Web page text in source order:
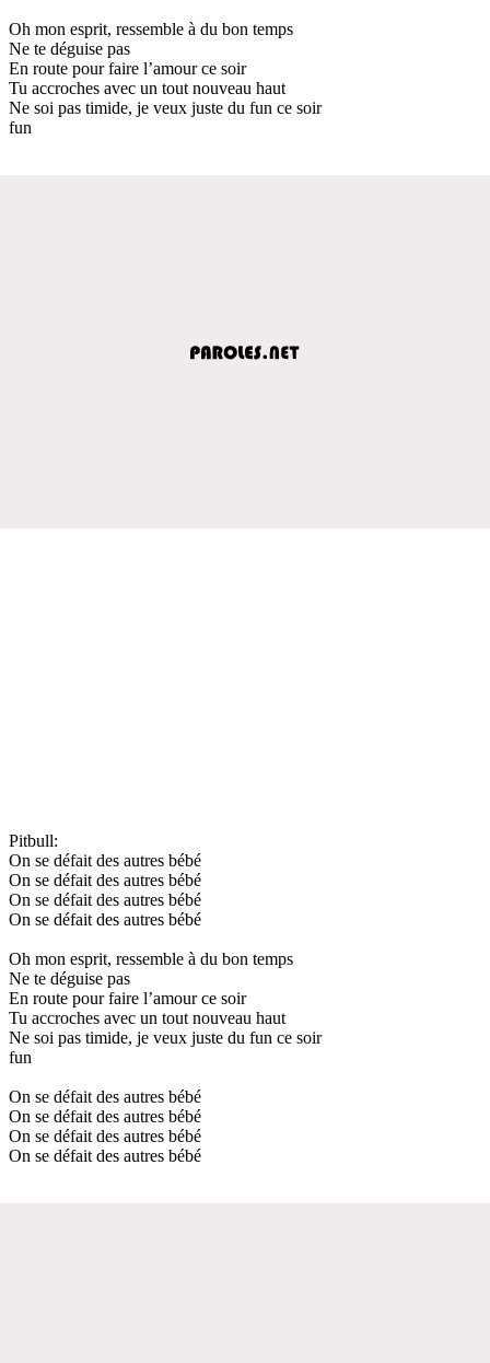
Oh mon esprit, ressemble à du bon temps
Ne te déguise pas
En route pour faire l’amour ce soir
Tu accroches avec un tout nouveau haut
Ne soi pas timide, je veux juste du fun ce soir
fun
Pitbull:
On se défait des autres bébé
On se défait des autres bébé
On se défait des autres bébé
On se défait des autres bébé
Oh mon esprit, ressemble à du bon temps
Ne te déguise pas
En route pour faire l’amour ce soir
Tu accroches avec un tout nouveau haut
Ne soi pas timide, je veux juste du fun ce soir
fun
On se défait des autres bébé
On se défait des autres bébé
On se défait des autres bébé
On se défait des autres bébé